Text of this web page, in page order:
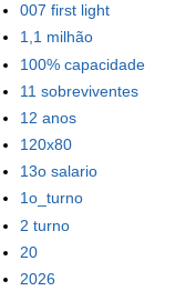
007 first light
1,1 milhão
100% capacidade
11 sobreviventes
12 anos
120x80
13o salario
1o_turno
2 turno
20
2026